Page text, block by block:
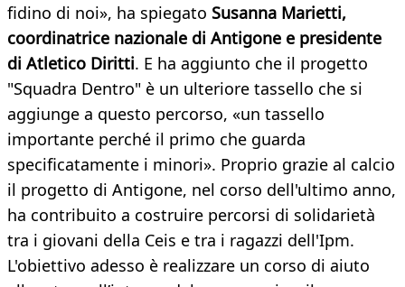
fidino di noi», ha spiegato Susanna Marietti,
coordinatrice nazionale di Antigone e presidente
di Atletico Diritti. E ha aggiunto che il progetto
"Squadra Dentro" è un ulteriore tassello che si
aggiunge a questo percorso, «un tassello
importante perché il primo che guarda
specificatamente i minori». Proprio grazie al calcio
il progetto di Antigone, nel corso dell'ultimo anno,
ha contribuito a costruire percorsi di solidarietà
tra i giovani della Ceis e tra i ragazzi dell'Ipm.
L'obiettivo adesso è realizzare un corso di aiuto